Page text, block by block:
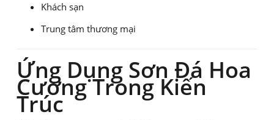
Khách sạn
Trung tâm thương mại
Ứng Dụng Sơn Đá Hoa
Cương Trong Kiến
Trúc